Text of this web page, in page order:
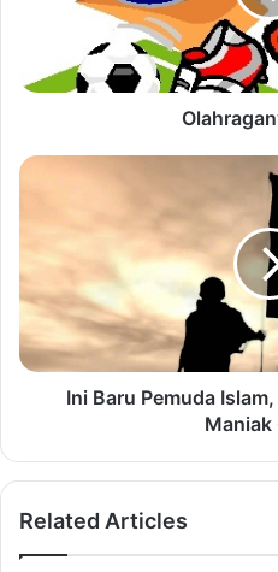
Ini Baru Pemuda
Maniak
Related Articles